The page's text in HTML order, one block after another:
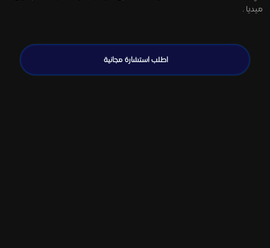
ميديا .
اطلب استشارة مجانية